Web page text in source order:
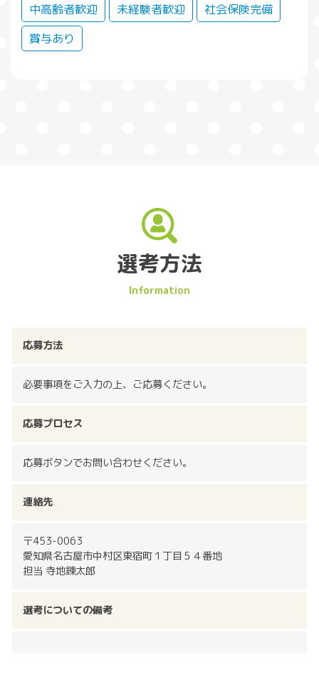
中高齢者歓迎
未経験者歓迎
社会保険完備
賞与あり
選考方法
応募方法
必要事項をご入力の上、ご応募ください。
応募プロセス
応募ボタンでお問い合わせください。
連絡先
〒453-0063
愛知県名古屋市中村区東宿町１丁目５４番地
担当 寺地錬太郎
選考についての備考